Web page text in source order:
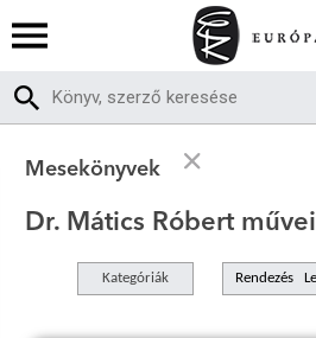
Mesekönyvek
Dr. Mátics Róbert művei
Kategóriák Rendezés